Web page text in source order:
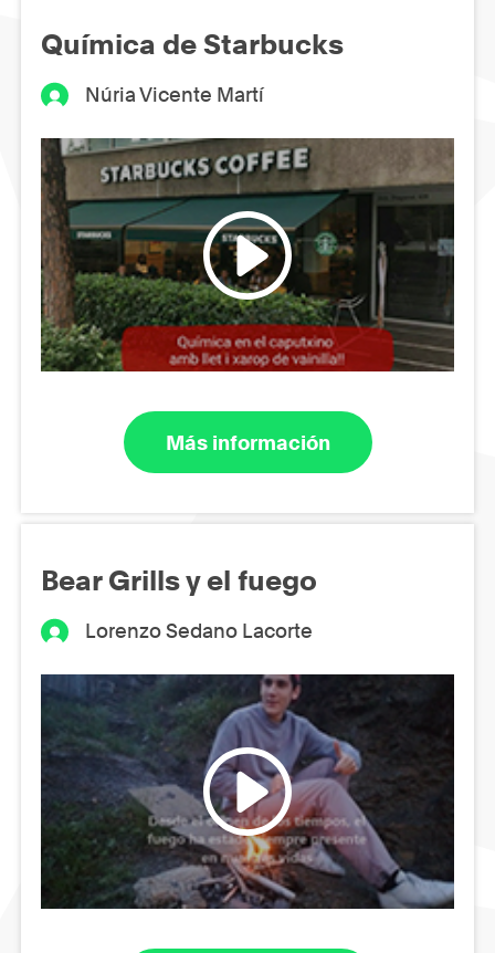
Química de Starbucks
Núria Vicente Martí
Más información
Bear Grills y el fuego
Lorenzo Sedano Lacorte